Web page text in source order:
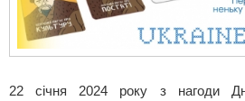
22 січня 2024 року з нагоди